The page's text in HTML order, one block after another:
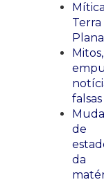
Terra
Plana
Mitos,
falsas
de
da